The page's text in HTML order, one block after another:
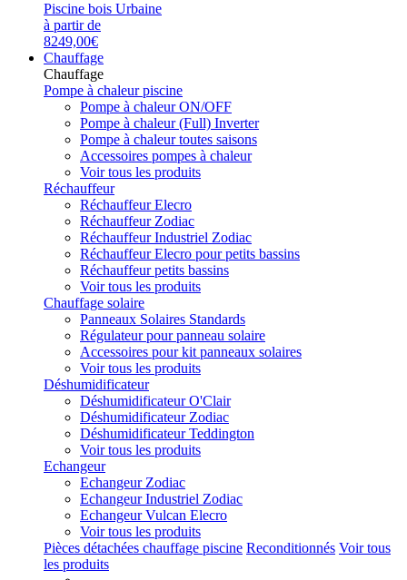
Piscine bois Urbaine
à partir de
8249,00€
Chauffage
Chauffage
Pompe à chaleur piscine
Pompe à chaleur ON/OFF
Pompe à chaleur (Full) Inverter
Pompe à chaleur toutes saisons
Accessoires pompes à chaleur
Voir tous les produits
Réchauffeur
Réchauffeur Elecro
Réchauffeur Zodiac
Réchauffeur Industriel Zodiac
Réchauffeur Elecro pour petits bassins
Réchauffeur petits bassins
Voir tous les produits
Chauffage solaire
Panneaux Solaires Standards
Régulateur pour panneau solaire
Accessoires pour kit panneaux solaires
Voir tous les produits
Déshumidificateur
Déshumidificateur O'Clair
Déshumidificateur Zodiac
Déshumidificateur Teddington
Voir tous les produits
Echangeur
Echangeur Zodiac
Echangeur Industriel Zodiac
Echangeur Vulcan Elecro
Voir tous les produits
Pièces détachées chauffage piscine Reconditionnés Voir tous
les produits